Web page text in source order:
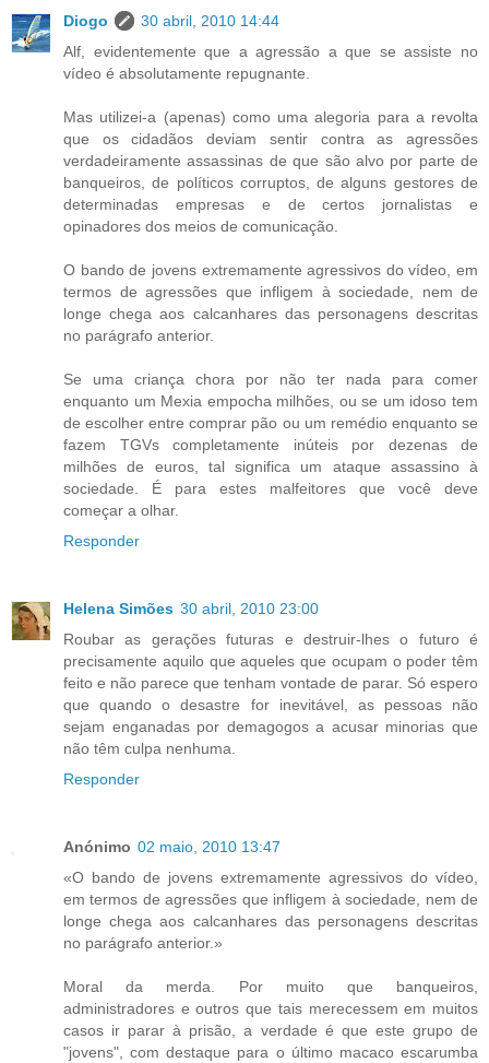
Diogo
30 abril, 2010 14:44
Alf, evidentemente que a agressão a que se assiste no
vídeo é absolutamente repugnante.
Mas utilizei-a (apenas) como uma alegoria para a revolta
que os cidadãos deviam sentir contra as agressões
verdadeiramente assassinas de que são alvo por parte de
banqueiros, de políticos corruptos, de alguns gestores de
determinadas empresas e de certos jornalistas e
opinadores dos meios de comunicação.
O bando de jovens extremamente agressivos do vídeo, em
termos de agressões que infligem à sociedade, nem de
longe chega aos calcanhares das personagens descritas
no parágrafo anterior.
Se uma criança chora por não ter nada para comer
enquanto um Mexia empocha milhões, ou se um idoso tem
de escolher entre comprar pão ou um remédio enquanto se
fazem TGVs completamente inúteis por dezenas de
milhões de euros, tal significa um ataque assassino à
sociedade. É para estes malfeitores que você deve
começar a olhar.
Responder
Helena Simões 30 abril, 2010 23:00
Roubar as gerações futuras e destruir-lhes o futuro é
precisamente aquilo que aqueles que ocupam o poder têm
feito e não parece que tenham vontade de parar. Só espero
que quando o desastre for inevitável, as pessoas não
sejam enganadas por demagogos a acusar minorias que
não têm culpa nenhuma.
Responder
Anónimo 02 maio, 2010 13:47
«O bando de jovens extremamente agressivos do vídeo,
em termos de agressões que infligem à sociedade, nem de
longe chega aos calcanhares das personagens descritas
no parágrafo anterior.»
Moral da merda. Por muito que banqueiros,
administradores e outros que tais merecessem em muitos
casos ir parar à prisão, a verdade é que este grupo de
"jovens", com destaque para o último macaco escarumba